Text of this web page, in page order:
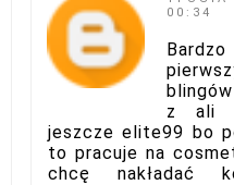
00:34
z ali
jeszcze elite99 bo
to pracuje na
chcę nakładać